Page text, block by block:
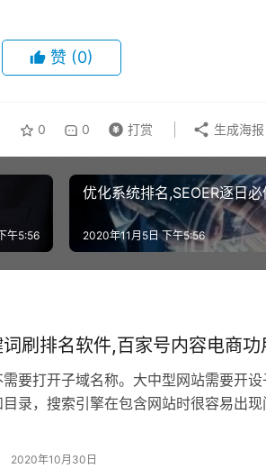
赞 (0)
0 0 打赏 生成海报
午5:56
优化系统排名,SEOER逐日
2020年11月5日 下午5:56
词刷排名软件,百家号内容电商功
要打开子域名称。大中型网站需要开
录，搜索引擎在包含网站时很容易出
2020年10月30日